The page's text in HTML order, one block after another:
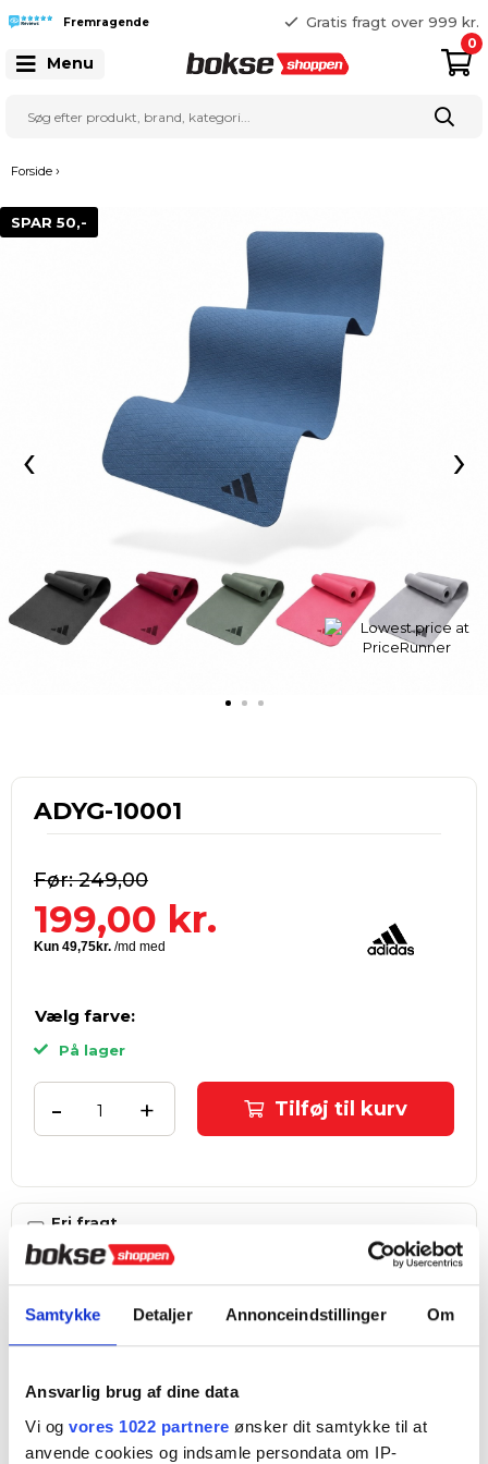
Samtykke Detaljer Annonceindstillinger Om
Ansvarlig brug af dine data
Vi og vores 1022 partnere ønsker dit samtykke til at
anvende cookies og indsamle persondata om IP-
Gratis fragt over 999 kr.
25 127 127
Fremragende
Menu
0
Forside ›
SPAR 50,-
‹ ›
ADYG-10001
249,00
199,00 kr.
Vælg farve:
På lager
+
- Tilføj til kurv
Fri fragt
Verificeret webshop
Tilføj til Ønskeskyen